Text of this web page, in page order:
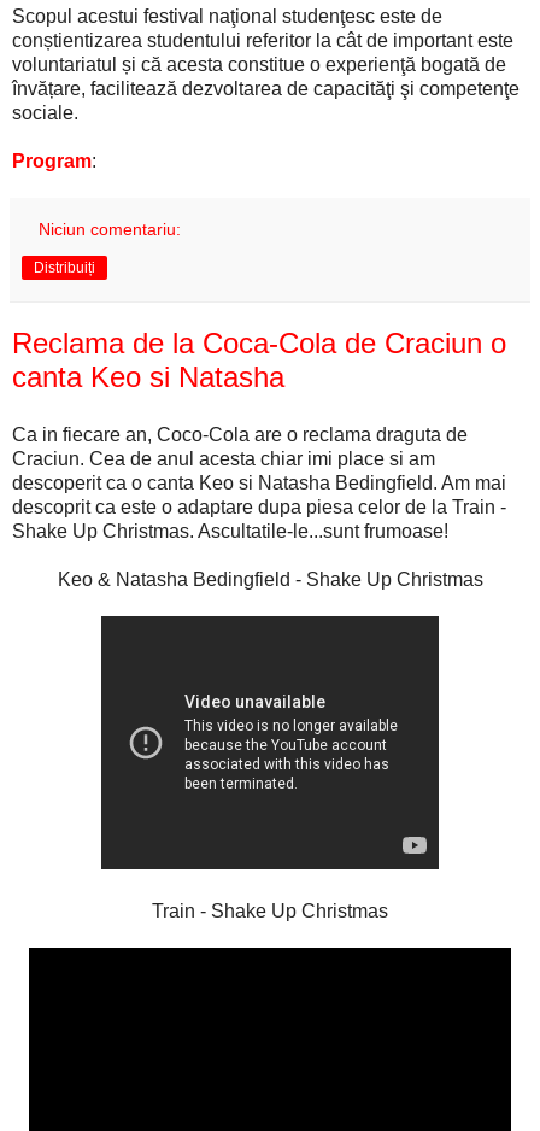
Scopul acestui festival naţional studenţesc este de
conștientizarea studentului referitor la cât de important este
voluntariatul și că acesta constitue o experienţă bogată de
învățare, facilitează dezvoltarea de capacităţi şi competenţe
sociale.
Program:
Niciun comentariu:
Distribuiți
Reclama de la Coca-Cola de Craciun o
canta Keo si Natasha
Ca in fiecare an, Coco-Cola are o reclama draguta de
Craciun. Cea de anul acesta chiar imi place si am
descoperit ca o canta Keo si Natasha Bedingfield. Am mai
descoprit ca este o adaptare dupa piesa celor de la Train -
Shake Up Christmas. Ascultatile-le...sunt frumoase!
Keo & Natasha Bedingfield - Shake Up Christmas
Train - Shake Up Christmas